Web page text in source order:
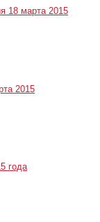
18 марта 2015
2015
года